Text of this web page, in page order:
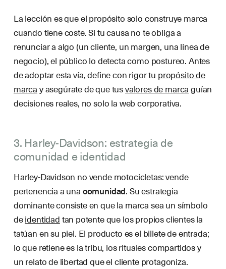
La lección es que el propósito solo construye marca
cuando tiene coste. Si tu causa no te obliga a
renunciar a algo (un cliente, un margen, una línea de
negocio), el público lo detecta como postureo. Antes
de adoptar esta vía, define con rigor tu propósito de
marcay asegúrate de que tusvalores de marcaguían
decisiones reales, no solo la web corporativa.
3. Harley-Davidson: estrategia de
comunidad e identidad
Harley-Davidson no vende motocicletas: vende
pertenencia a unacomunidad. Su estrategia
dominante consiste en que la marca sea un símbolo
deidentidadtan potente que los propios clientes la
tatúan en su piel. El producto es el billete de entrada;
lo que retiene es la tribu, los rituales compartidos y
un relato de libertad que el cliente protagoniza.